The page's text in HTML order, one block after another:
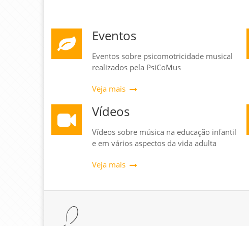
Eventos
Eventos sobre psicomotricidade musical
realizados pela PsiCoMus
Veja mais
Vídeos
Vídeos sobre música na educação infantil
e em vários aspectos da vida adulta
Veja mais